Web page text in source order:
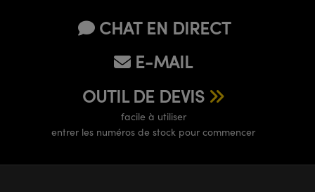
CHAT EN DIRECT
E-MAIL
OUTIL DE DEVIS
facile à utiliser
entrer les numéros de stock pour commencer